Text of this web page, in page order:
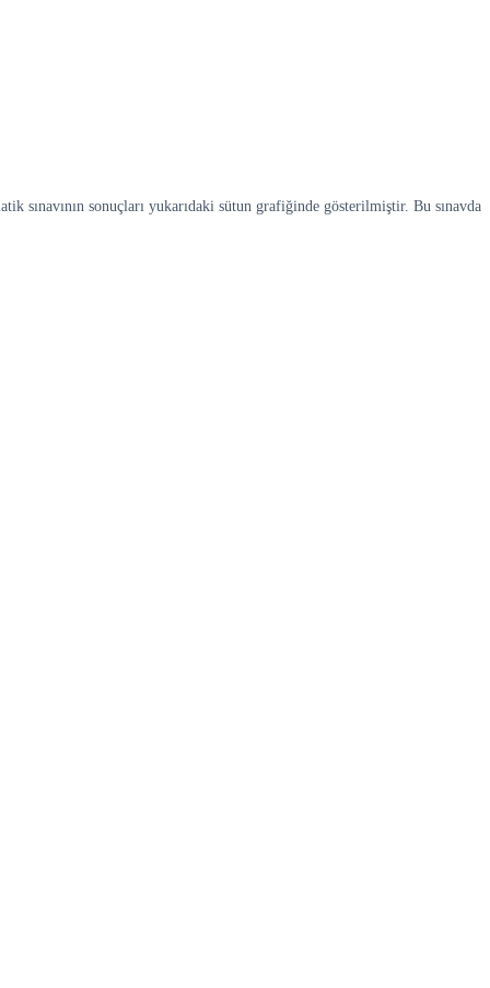
sınavının sonuçları yukarıdaki sütun grafiğinde gösterilmiştir. Bu sınavda